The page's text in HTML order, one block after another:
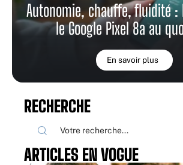
Autonomie, chauffe, fluidité :
le Google Pixel 8a au
En savoir plus
RECHERCHE
ARTICLES EN VOGUE